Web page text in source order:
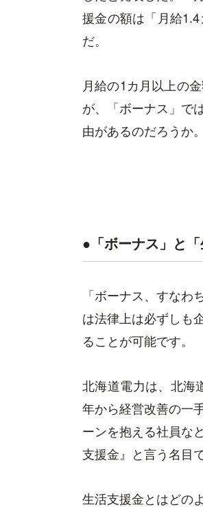
援金の額は「月給
だ。
月給の1カ月以上の
が、「ボーナス」で
由があるのだろうか
●「ボーナス」と
「ボーナス、すな
は法律上は必ずしも
ることが可能です。
北海道電力は、北海
年から経営改善の一
ーンを抱える社員な
支援金』と言う名目
生活支援金とはどの